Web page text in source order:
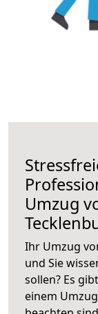
Umzug
Ihr Umzug
und Sie
sollen? Es
einem